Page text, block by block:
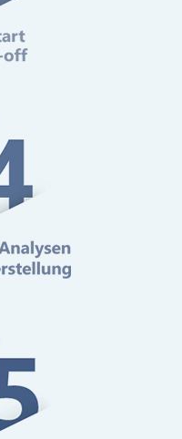
Beratung